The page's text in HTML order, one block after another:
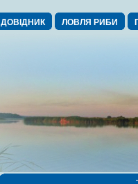
ДОВІДНИК ЛОВЛЯ РИБИ